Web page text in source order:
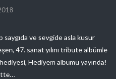
ve sevgide asla kusur
47. sanat yılını tribute albümle
Hediyem albümü yayında!